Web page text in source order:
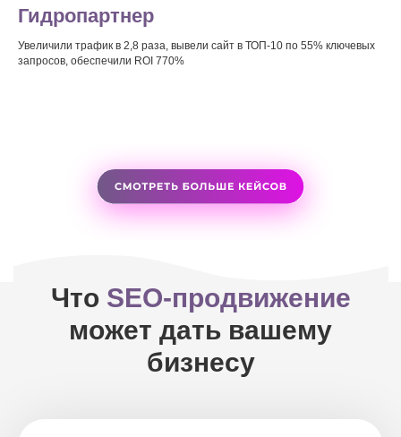
Гидропартнер
Увеличили трафик в 2,8 раза, вывели сайт в ТОП-10 по 55% ключевых
запросов, обеспечили ROI 770%
Что SEO-продвижение
может дать вашему
бизнесу